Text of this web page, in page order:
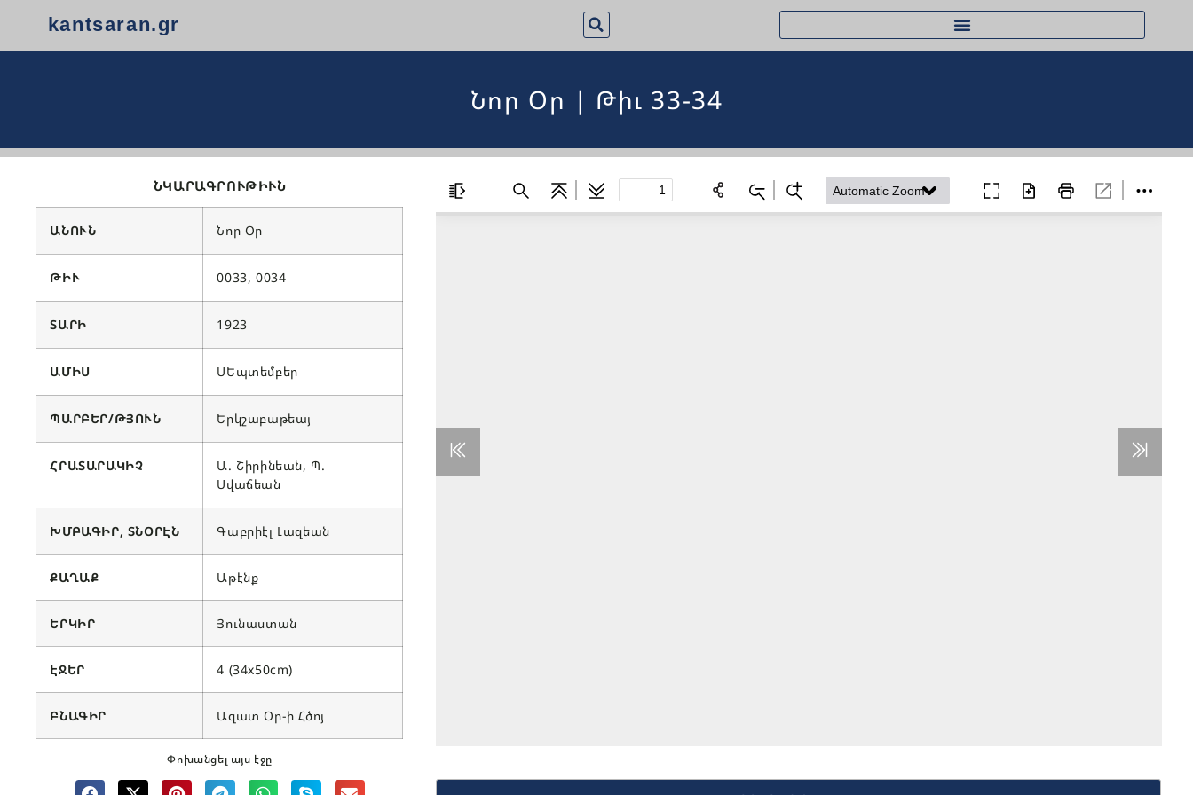
kantsaran.gr
Նոր Օր | Թիւ 33-34
ՆԿԱՐԱԳՐՈՒԹԻՒՆ
ԱՆՈՒՆ Նոր Օր
ԹԻՒ 0033, 0034
ՏԱՐԻ 1923
ԱՄԻՍ ՍԵպտեմբեր
ՊԱՐԲԵՐ/ԹՅՈՒՆ Երկշաբաթեայ
ՀՐԱՏԱՐԱԿԻՉ
Ա. Շիրինեան, Պ.
Սվաճեան
ԽՄԲԱԳԻՐ, ՏՆՕՐԷՆ Գաբրիէլ Լազեան
ՔԱՂԱՔ Աթէնք
ԵՐԿԻՐ Յունաստան
ԷՋԵՐ 4 (34x50cm)
ԲՆԱԳԻՐ Ազատ Օր-ի Հծոյ
Փոխանցել այս էջը